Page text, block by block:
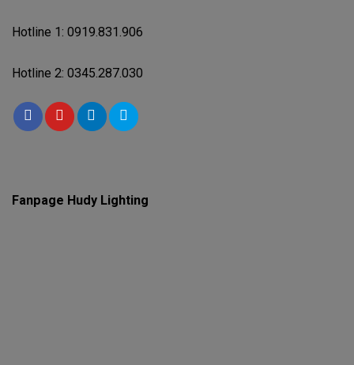
Hotline 1: 0919.831.906
Hotline 2: 0345.287.030
Fanpage Hudy Lighting